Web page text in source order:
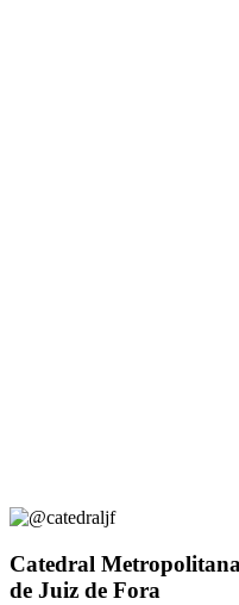
Catedral Metropolitana
de Juiz de Fora